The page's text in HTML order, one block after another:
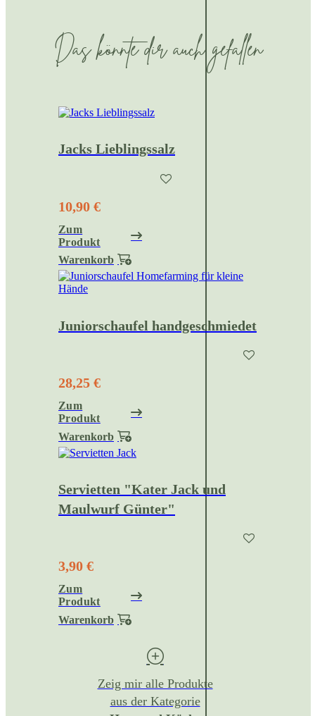
Das könnte dir auch gefallen
Jacks Lieblingssalz
10,90 €
Zum
Produkt
Warenkorb
Juniorschaufel handgeschmiedet
28,25 €
Zum
Produkt
Warenkorb
Servietten "Kater Jack und
Maulwurf Günter"
3,90 €
Zum
Produkt
Warenkorb
Zeig mir alle Produkte
aus der Kategorie